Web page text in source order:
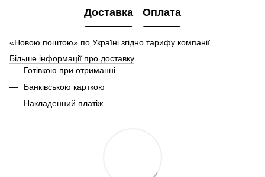
Доставка Оплата
«Новою поштою» по Україні згідно тарифу компанії
Більше інформації про доставку
Готівкою при отриманні
Банківською карткою
Накладенний платіж